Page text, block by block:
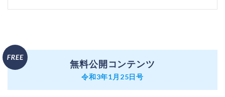
無料公開コンテンツ
令和3年1月25日号